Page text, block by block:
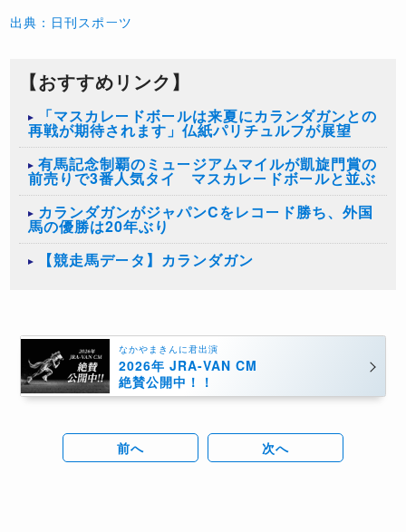
出典：日刊スポーツ
【おすすめリンク】
「マスカレードボールは来夏にカランダガンとの
再戦が期待されます」仏紙パリチュルフが展望
有馬記念制覇のミュージアムマイルが凱旋門賞の
前売りで3番人気タイ マスカレードボールと並ぶ
カランダガンがジャパンCをレコード勝ち、外国
馬の優勝は20年ぶり
【競走馬データ】カランダガン
なかやまきんに君出演
2026年 JRA-VAN CM
絶賛公開中！！
前へ 次へ